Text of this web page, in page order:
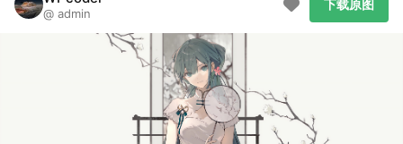
@ admin
下载原图
主色调